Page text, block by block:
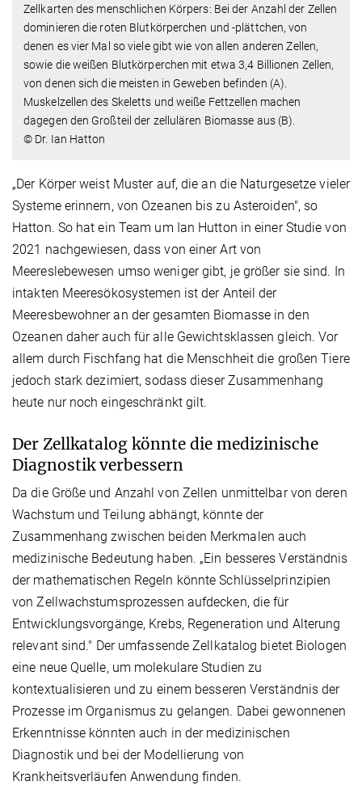
Zellkarten des menschlichen Körpers: Bei der Anzahl der Zellen
dominieren die roten Blutkörperchen und -plättchen, von
denen es vier Mal so viele gibt wie von allen anderen Zellen,
sowie die weißen Blutkörperchen mit etwa 3,4 Billionen Zellen,
von denen sich die meisten in Geweben befinden (A).
Muskelzellen des Skeletts und weiße Fettzellen machen
dagegen den Großteil der zellulären Biomasse aus (B).
© Dr. Ian Hatton
„Der Körper weist Muster auf, die an die Naturgesetze vieler
Systeme erinnern, von Ozeanen bis zu Asteroiden", so
Hatton. So hat ein Team um Ian Hutton in einer Studie von
2021 nachgewiesen, dass von einer Art von
Meereslebewesen umso weniger gibt, je größer sie sind. In
intakten Meeresökosystemen ist der Anteil der
Meeresbewohner an der gesamten Biomasse in den
Ozeanen daher auch für alle Gewichtsklassen gleich. Vor
allem durch Fischfang hat die Menschheit die großen Tiere
jedoch stark dezimiert, sodass dieser Zusammenhang
heute nur noch eingeschränkt gilt.
Der Zellkatalog könnte die medizinische
Diagnostik verbessern
Da die Größe und Anzahl von Zellen unmittelbar von deren
Wachstum und Teilung abhängt, könnte der
Zusammenhang zwischen beiden Merkmalen auch
medizinische Bedeutung haben. „Ein besseres Verständnis
der mathematischen Regeln könnte Schlüsselprinzipien
von Zellwachstumsprozessen aufdecken, die für
Entwicklungsvorgänge, Krebs, Regeneration und Alterung
relevant sind." Der umfassende Zellkatalog bietet Biologen
eine neue Quelle, um molekulare Studien zu
kontextualisieren und zu einem besseren Verständnis der
Prozesse im Organismus zu gelangen. Dabei gewonnenen
Erkenntnisse könnten auch in der medizinischen
Diagnostik und bei der Modellierung von
Krankheitsverläufen Anwendung finden.